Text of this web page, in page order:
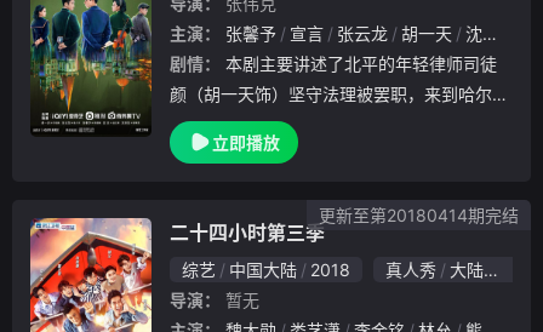
主演：
张馨予 宣言 张云龙 胡一天
沈羽洁
剧情：
颜（胡一天饰）坚守法理被罢职，来到哈尔滨
成为一名侦探，在一起起接踵而至的案件中，
结识了直来直去的富少好友骆少川（张云龙饰
立即播放
二十四小时第三季
综艺 中国大陆 2018 真人秀
大陆综艺
导演：
暂无
更新至第20180414期完结